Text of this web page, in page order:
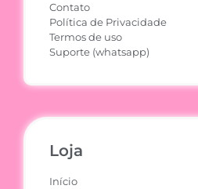
Contato
Política de Privacidade
Termos de uso
Suporte (whatsapp)
Loja
Início